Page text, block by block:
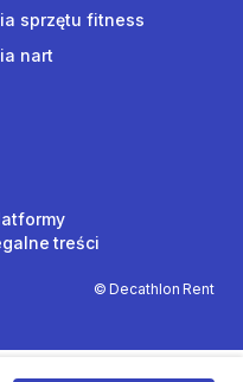
sprzętu fitness
nart
© Decathlon Rent
treści